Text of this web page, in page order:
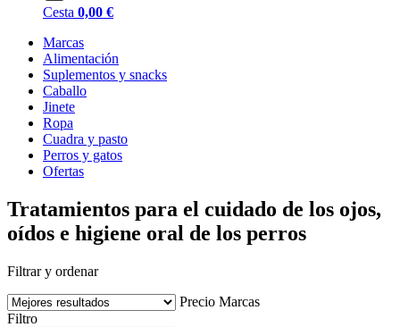
Cesta 0,00 €
Marcas
Alimentación
Suplementos y snacks
Caballo
Jinete
Ropa
Cuadra y pasto
Perros y gatos
Ofertas
Tratamientos para el cuidado de los ojos,
oídos e higiene oral de los perros
Filtrar y ordenar
Precio Marcas
Filtro